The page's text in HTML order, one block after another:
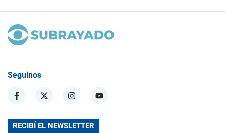
Seguinos
RECIBÍ EL NEWSLETTER